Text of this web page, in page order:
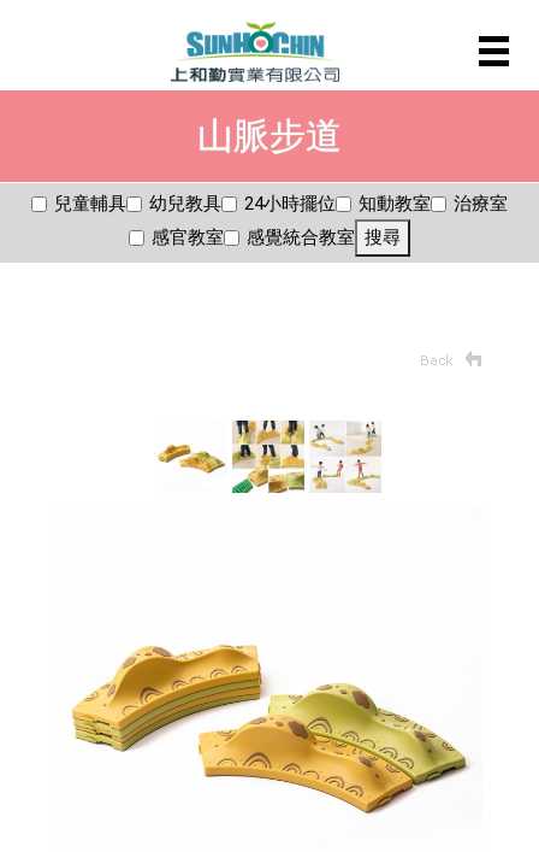
山脈步道
兒童輔具 幼兒教具 24小時擺位 知動教室
治療室
感官教室
感覺統合教室 搜尋